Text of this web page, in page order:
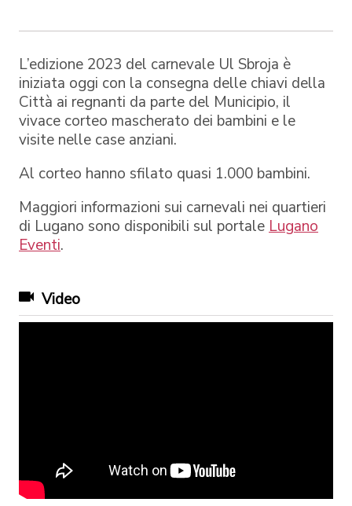
L’edizione 2023 del carnevale Ul Sbroja è
iniziata oggi con la consegna delle chiavi della
Città ai regnanti da parte del Municipio, il
vivace corteo mascherato dei bambini e le
visite nelle case anziani.
Al corteo hanno sfilato quasi 1.000 bambini.
Maggiori informazioni sui carnevali nei quartieri
di Lugano sono disponibili sul portaleLugano
Eventi.
Video